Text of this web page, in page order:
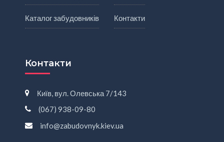
Каталог забудовників Контакти
Контакти
Київ, вул. Олевська 7/143
(067) 938-09-80
info@zabudovnyk.kiev.ua